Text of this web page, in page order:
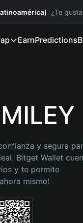
. ¿Te
EarnPredictions
y segura
Bitget Wallet
y te permite
mismo!